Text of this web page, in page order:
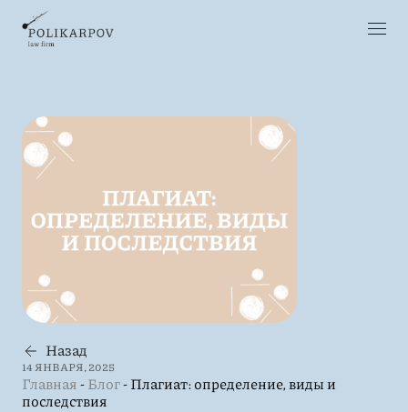
Назад
14 ЯНВАРЯ, 2025
Главная-Блог-Плагиат: определение, виды и
последствия